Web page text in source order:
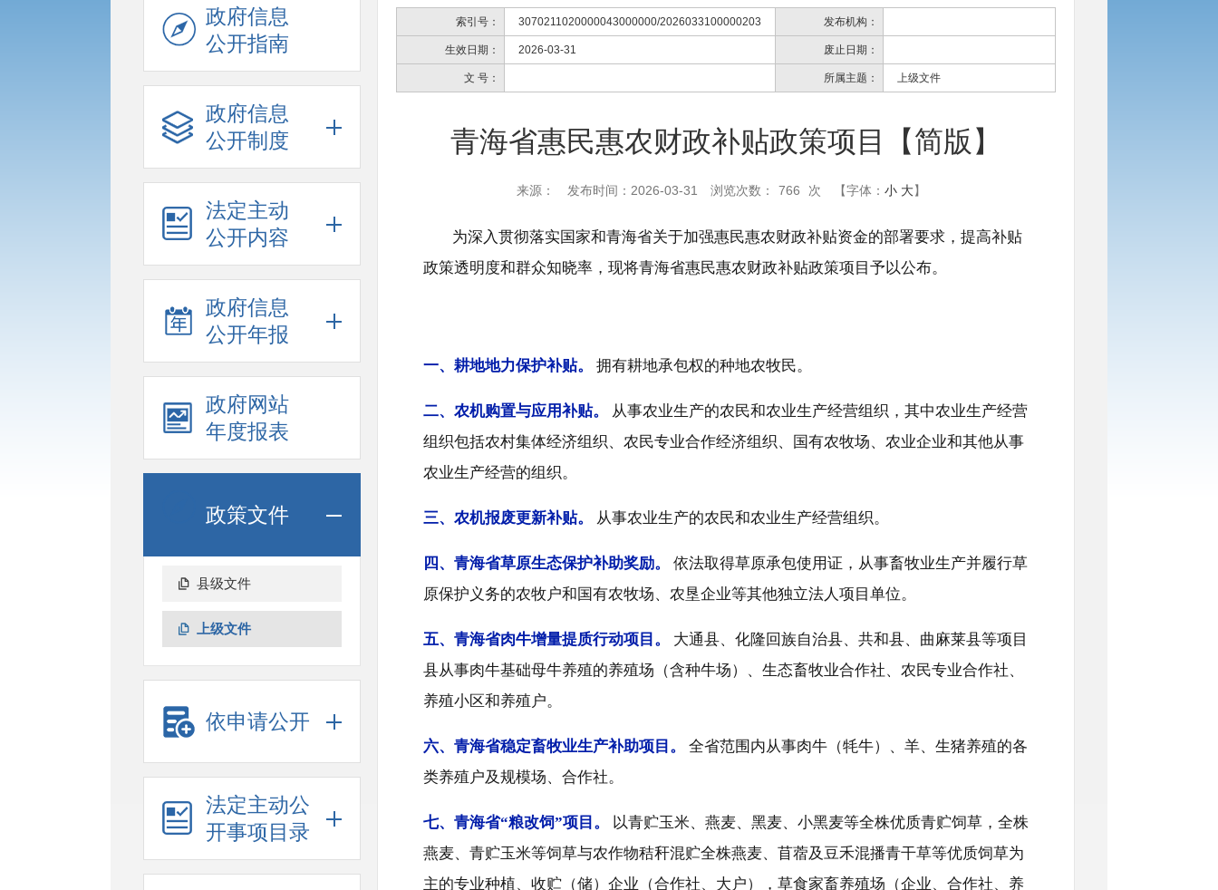
政府信息
公开指南
政府信息
公开制度
法定主动
公开内容
政府信息
公开年报
政府网站
年度报表
政策文件
县级文件
上级文件
依申请公开
法定主动公
开事项目录
索引号： 3070211020000043000000/2026033100000203 发布机构：
生效日期： 2026-03-31 废止日期：
文 号： 所属主题： 上级文件
青海省惠民惠农财政补贴政策项目【简版】
来源： 发布时间：2026-03-31 浏览次数： 766 次 【字体： 小 大】
为深入贯彻落实国家和青海省关于加强惠民惠农财政补贴资金的部署要求，提高补贴
政策透明度和群众知晓率，现将青海省惠民惠农财政补贴政策项目予以公布。
一、 耕地地力保护补贴。 拥有耕地承包权的种地农牧民。
二、 农机购置与应用补贴。
从事农业生产的农民和农业生产经营组织，其中农业生产经营
组织包括农村集体经济组织、农民专业合作经济组织、国有农牧场、农业企业和其他从事
农业生产经营的组织。
三、 农机报废更新补贴。 从事农业生产的农民和农业生产经营组织。
四、 青海省草原生态保护补助奖励。
依法取得草原承包使用证，从事畜牧业生产并履行草
原保护义务的农牧户和国有农牧场、农垦企业等其他独立法人项目单位。
五、 青海省肉牛增量提质行动项目。
大通县、化隆回族自治县、共和县、曲麻莱县等项目
县从事肉牛基础母牛养殖的养殖场（含种牛场）、生态畜牧业合作社、农民专业合作社、
养殖小区和养殖户。
六、 青海省稳定畜牧业生产补助项目。
全省范围内从事肉牛（牦牛）、羊、生猪养殖的各
类养殖户及规模场、合作社。
七、 青海省“粮改饲”项目。
以青贮玉米、燕麦、黑麦、小黑麦等全株优质青贮饲草，全株
燕麦、青贮玉米等饲草与农作物秸秆混贮全株燕麦、苜蓿及豆禾混播青干草等优质饲草为
主的专业种植、收贮（储）企业（合作社、大户），草食家畜养殖场（企业、合作社、养